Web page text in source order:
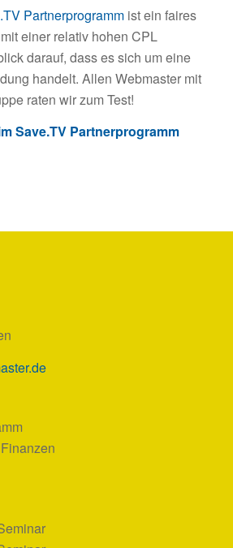
Partnerprogrammist ein faires
einer relativ hohen CPL
darauf, dass es sich um eine
handelt. Allen Webmaster mit
raten wir zum Test!
Save.TV Partnerprogramm